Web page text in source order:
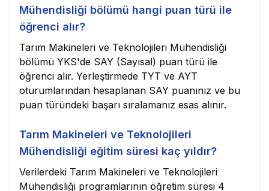
Mühendisliği bölümü hangi puan türü ile
öğrenci alır?
Tarım Makineleri ve Teknolojileri Mühendisliği
bölümü YKS'de SAY (Sayısal) puan türü ile
öğrenci alır. Yerleştirmede TYT ve AYT
oturumlarından hesaplanan SAY puanınız ve bu
puan türündeki başarı sıralamanız esas alınır.
Tarım Makineleri ve Teknolojileri
Mühendisliği eğitim süresi kaç yıldır?
Verilerdeki Tarım Makineleri ve Teknolojileri
Mühendisliği programlarının öğretim süresi 4